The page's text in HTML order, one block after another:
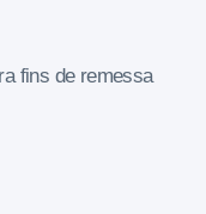
fins de remessa